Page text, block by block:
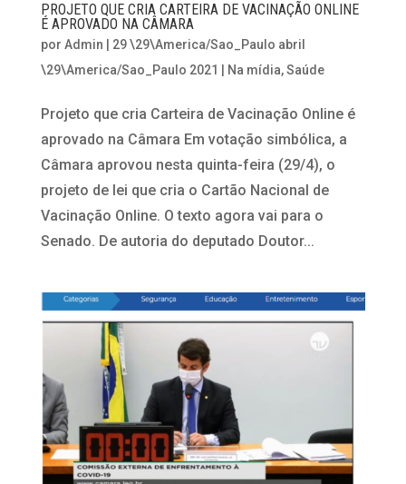
PROJETO QUE CRIA CARTEIRA DE VACINAÇÃO ONLINE
É APROVADO NA CÂMARA
por Admin
29 \29\America/Sao_Paulo abril
\29\America/Sao_Paulo 2021
Na mídia,Saúde
Projeto que cria Carteira de Vacinação Online é
aprovado na Câmara Em votação simbólica, a
Câmara aprovou nesta quinta-feira (29/4), o
projeto de lei que cria o Cartão Nacional de
Vacinação Online. O texto agora vai para o
Senado. De autoria do deputado Doutor...